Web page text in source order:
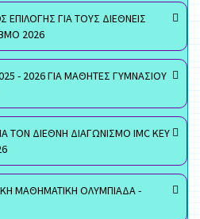
ΓΙΑ ΤΟΥΣ ΔΙΕΘΝΕΙΣ
2026
- 2026 ΓΙΑ ΜΑΘΗΤΕΣ ΓΥΜΝΑΣΙΟΥ
ΤΟΝ ΔΙΕΘΝΗ ΔΙΑΓΩΝΙΣΜΟ IMC KEY
ΜΑΘΗΜΑΤΙΚΗ ΟΛΥΜΠΙΑΔΑ -